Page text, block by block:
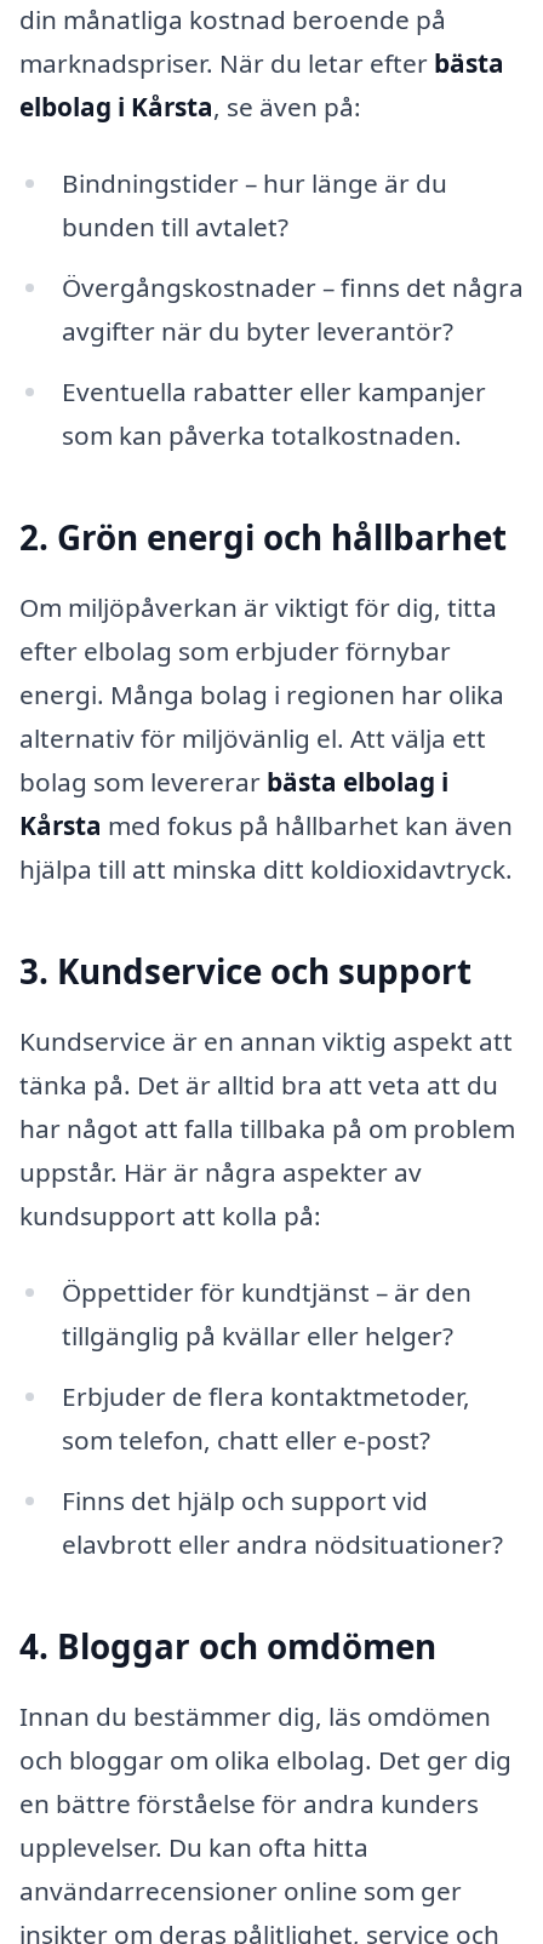
din månatliga kostnad beroende på
marknadspriser. När du letar efter bästa
elbolag i Kårsta, se även på:
Bindningstider – hur länge är du
bunden till avtalet?
Övergångskostnader – finns det några
avgifter när du byter leverantör?
Eventuella rabatter eller kampanjer
som kan påverka totalkostnaden.
2. Grön energi och hållbarhet
Om miljöpåverkan är viktigt för dig, titta
efter elbolag som erbjuder förnybar
energi. Många bolag i regionen har olika
alternativ för miljövänlig el. Att välja ett
bolag som levererar bästa elbolag i
Kårsta med fokus på hållbarhet kan även
hjälpa till att minska ditt koldioxidavtryck.
3. Kundservice och support
Kundservice är en annan viktig aspekt att
tänka på. Det är alltid bra att veta att du
har något att falla tillbaka på om problem
uppstår. Här är några aspekter av
kundsupport att kolla på:
Öppettider för kundtjänst – är den
tillgänglig på kvällar eller helger?
Erbjuder de flera kontaktmetoder,
som telefon, chatt eller e-post?
Finns det hjälp och support vid
elavbrott eller andra nödsituationer?
4. Bloggar och omdömen
Innan du bestämmer dig, läs omdömen
och bloggar om olika elbolag. Det ger dig
en bättre förståelse för andra kunders
upplevelser. Du kan ofta hitta
användarrecensioner online som ger
insikter om deras pålitlighet, service och